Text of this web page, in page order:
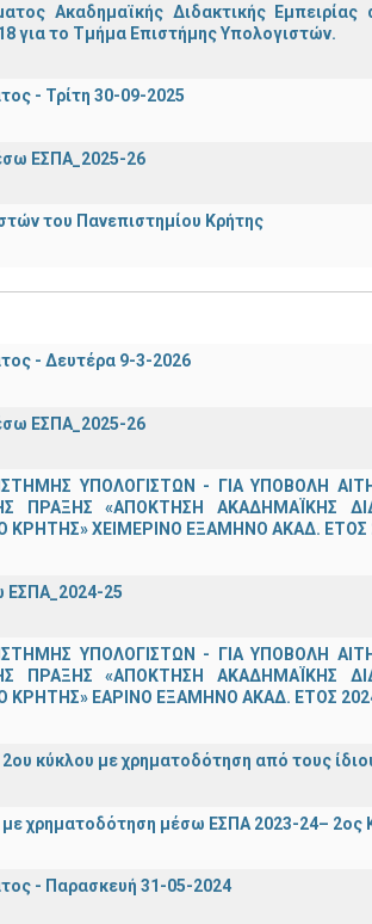
Ακαδημαϊκής Διδακτικής Εμπειρίας
για το Τμήμα Επιστήμης Υπολογιστών.
- Τρίτη 30-09-2025
ΕΣΠΑ_2025-26
του Πανεπιστημίου Κρήτης
- Δευτέρα 9-3-2026
ΕΣΠΑ_2025-26
ΥΠΟΛΟΓΙΣΤΩΝ - ΓΙΑ ΥΠΟΒΟΛΗ
ΠΡΑΞΗΣ «ΑΠΟΚΤΗΣΗ ΑΚΑΔΗΜΑΪΚΗΣ
ΧΕΙΜΕΡΙΝΟ ΕΞΑΜΗΝΟ ΑΚΑΔ. ΕΤΟΣ
ΕΣΠΑ_2024-25
ΥΠΟΛΟΓΙΣΤΩΝ - ΓΙΑ ΥΠΟΒΟΛΗ
ΠΡΑΞΗΣ «ΑΠΟΚΤΗΣΗ ΑΚΑΔΗΜΑΪΚΗΣ
ΕΑΡΙΝΟ ΕΞΑΜΗΝΟ ΑΚΑΔ. ΕΤΟΣ
κύκλου με χρηματοδότηση από τους
χρηματοδότηση μέσω ΕΣΠΑ 2023-24– 2ος
- Παρασκευή 31-05-2024